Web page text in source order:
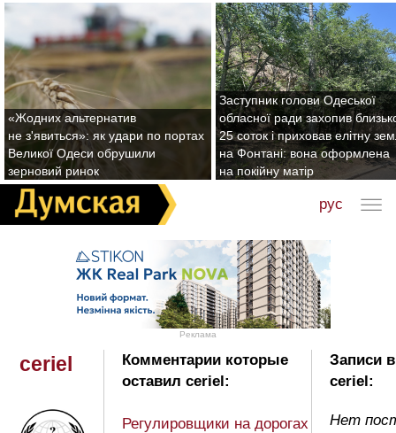
«Жодних альтернатив
не з'явиться»: як удари по портах
Великої Одеси обрушили
зерновий ринок
Заступник голови Одеської
обласної ради захопив
25 соток і приховав елітну
на Фонтані: вона оформлена
на покійну матір
рус
Реклама
ceriel
Комментарии которые
оставил ceriel:
Регулировщики на дорогах
Записи
ceriel:
Нет